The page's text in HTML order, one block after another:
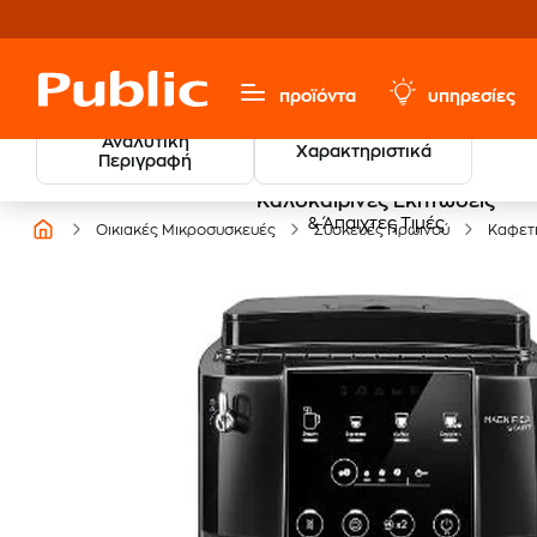
προϊόντα υπηρεσίες
Αναλυτική
Περιγραφή
Χαρακτηριστικά
Καλοκαιρινές Εκπτώσεις
& Άπαιχτες Τιμές
Οικιακές Μικροσυσκευές Συσκευές Πρωινού